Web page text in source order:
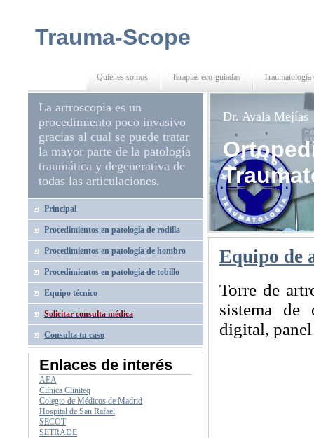
Trauma-Scope
Quiénes somos Terapias eco-guiadas Traumatología
La artroscopia es un
procedimiento poco invasivo
gracias al cual se puede tratar
la mayor parte de la patología
traumática y degenerativa de
todas las articulaciones.
Dr. Ayala Mejías
Principal
Procedimientos en patología de rodilla
Procedimientos en patología de hombro
Procedimientos en patología de tobillo
Equipo técnico
Solicitar consulta médica
Consulta tu caso
Equipo de
Torre de
sistema de
digital,
Enlaces de interés
AEA
Clínica Cliniteq
Colegio de Médicos de Madrid
Hospital de San Rafael
SECOT
SETRADE